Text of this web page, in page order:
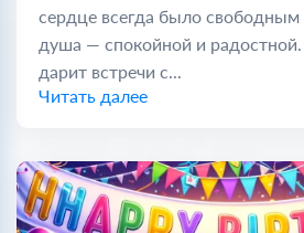
сердце всегда было свободным
душа — спокойной и радостной.
дарит встречи с...
Читать далее